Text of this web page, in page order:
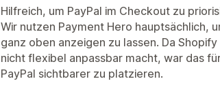
Hilfreich, um PayPal im Checkout zu
Wir nutzen Payment Hero hauptsächlich,
ganz oben anzeigen zu lassen. Da
nicht flexibel anpassbar macht, war das
PayPal sichtbarer zu platzieren.